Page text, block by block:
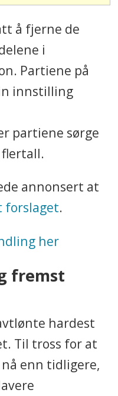
å fjerne de
i
Partiene på
innstilling
partiene sørge
annonsert at
forslaget.
her
fremst
hardest
Til tross for at
enn tidligere,